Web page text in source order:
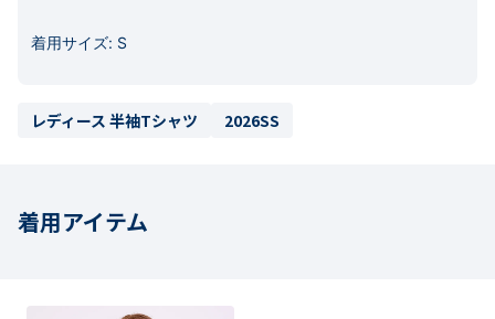
着用サイズ: S
レディース 半袖Tシャツ 2026SS
着用アイテム